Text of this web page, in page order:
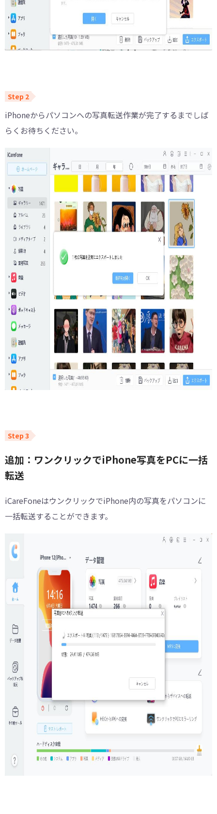
iPhoneからパソコンへの写真転送作業が完了するまでしば
らくお待ちください。
追加：ワンクリックでiPhone写真をPCに一括
転送
iCareFoneはウンクリックでiPhone内の写真をパソコンに
一括転送することができます。